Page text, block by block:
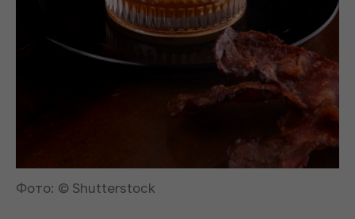
Фото: © Shutterstock